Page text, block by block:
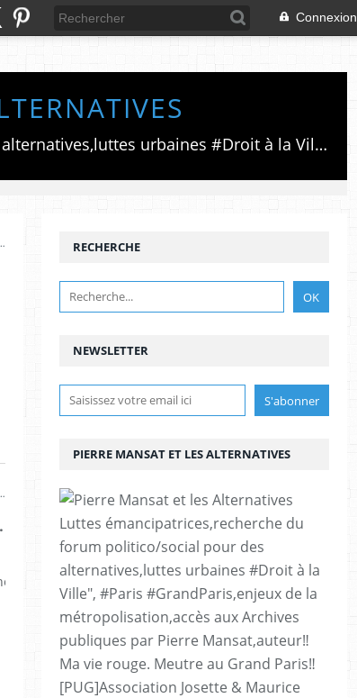
Connexion
Luttes émancipatrices,recherche du forum politico/social pour des alternatives,luttes urbaines #Droit à la Ville", #Paris #GrandParis,enjeux de la métropolisation,accès aux Archives publiques par Pierre Mansat,auteur‼️Ma vie rouge. Meutre au Grand Paris‼️[PUG]Association Josette & Maurice #Audin>bénevole Secours Populaire>Comité Laghouat-France>#Mumia #INTA
CITTÀ
NEWSLETTER
RECHERCHE
PIERRE MANSAT ET LES ALTERNATIVES
Luttes émancipatrices,recherche du
forum politico/social pour des
alternatives,luttes urbaines #Droit à la
Ville", #Paris #GrandParis,enjeux de la
métropolisation,accès aux Archives
publiques par Pierre Mansat,auteur‼️
Ma vie rouge. Meutre au Grand Paris‼️
[PUG]Association Josette & Maurice